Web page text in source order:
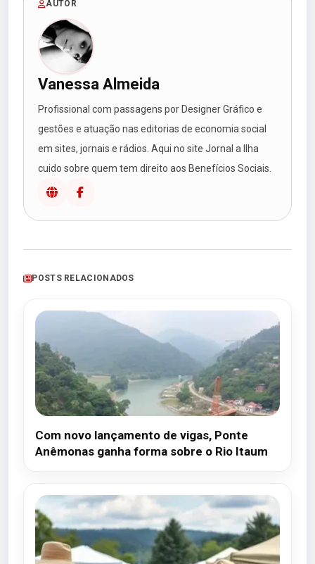
AUTOR
Vanessa Almeida
Profissional com passagens por Designer Gráfico e
gestões e atuação nas editorias de economia social
em sites, jornais e rádios. Aqui no site Jornal a Ilha
cuido sobre quem tem direito aos Benefícios Sociais.
POSTS RELACIONADOS
Com novo lançamento de vigas, Ponte
Anêmonas ganha forma sobre o Rio Itaum